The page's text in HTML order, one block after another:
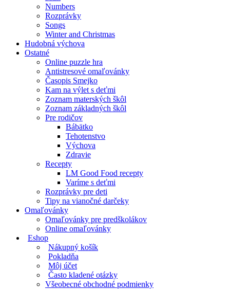
Numbers
Rozprávky
Songs
Winter and Christmas
Hudobná výchova
Ostatné
Online puzzle hra
Antistresové omaľovánky
Časopis Smejko
Kam na výlet s deťmi
Zoznam materských škôl
Zoznam základných škôl
Pre rodičov
Bábätko
Tehotenstvo
Výchova
Zdravie
Recepty
LM Good Food recepty
Varíme s deťmi
Rozprávky pre deti
Tipy na vianočné darčeky
Omaľovánky
Omaľovánky pre predškolákov
Online omaľovánky
Eshop
Nákupný košík
Pokladňa
Môj účet
Často kladené otázky
Všeobecné obchodné podmienky